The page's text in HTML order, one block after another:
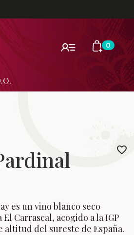
0
es un vino blanco seco
Carrascal, acogido a la IGP
altitud del sureste de España.